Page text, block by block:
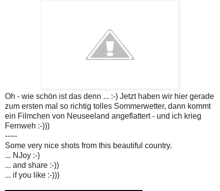
Oh - wie schön ist das denn ... :-) Jetzt haben wir hier gerade
zum ersten mal so richtig tolles Sommerwetter, dann kommt
ein Filmchen von Neuseeland angeflattert - und ich krieg
Fernweh :-)))
-----
Some very nice shots from this beautiful country.
... NJoy :-)
... and share :-))
... if you like :-)))